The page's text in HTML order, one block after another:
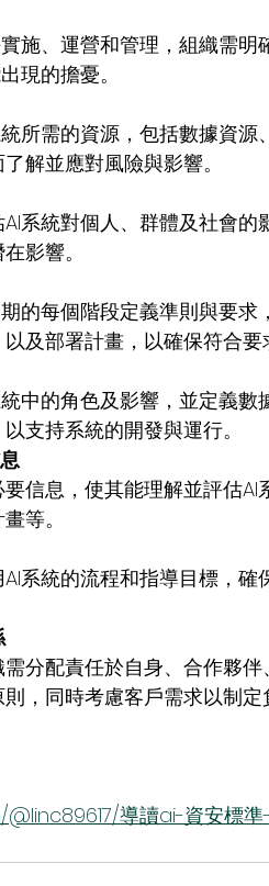
施、運營和管理，組織需
現的擔憂。
所需的資源，包括數據資
解並應對風險與影響。
系統對個人、群體及社會
影響。
的每個階段定義準則與要
及部署計畫，以確保符合要
中的角色及影響，並定義數
支持系統的開發與運行。
信息，使其能理解並評估
等。
系統的流程和指導目標，確
分配責任於自身、合作夥
，同時考慮客戶需求以制定
導讀ai-資安標準